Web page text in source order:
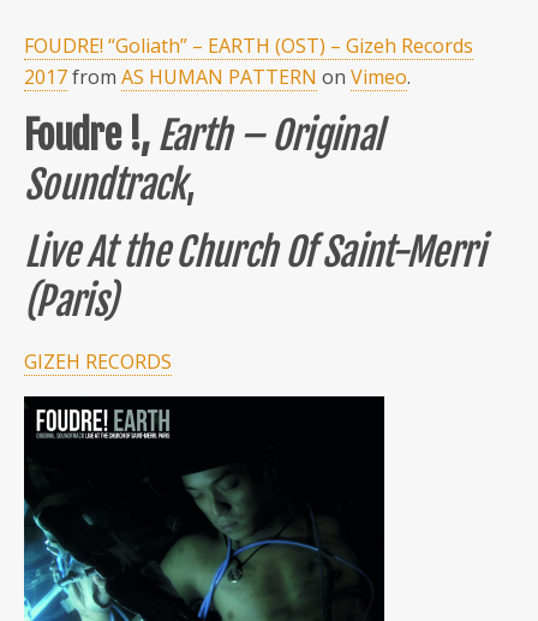
FOUDRE! “Goliath” – EARTH (OST) – Gizeh Records
2017from AS HUMAN PATTERN on Vimeo.
Foudre !, Earth – Original
Soundtrack,
Live At the Church Of Saint-Merri
(Paris)
GIZEH RECORDS